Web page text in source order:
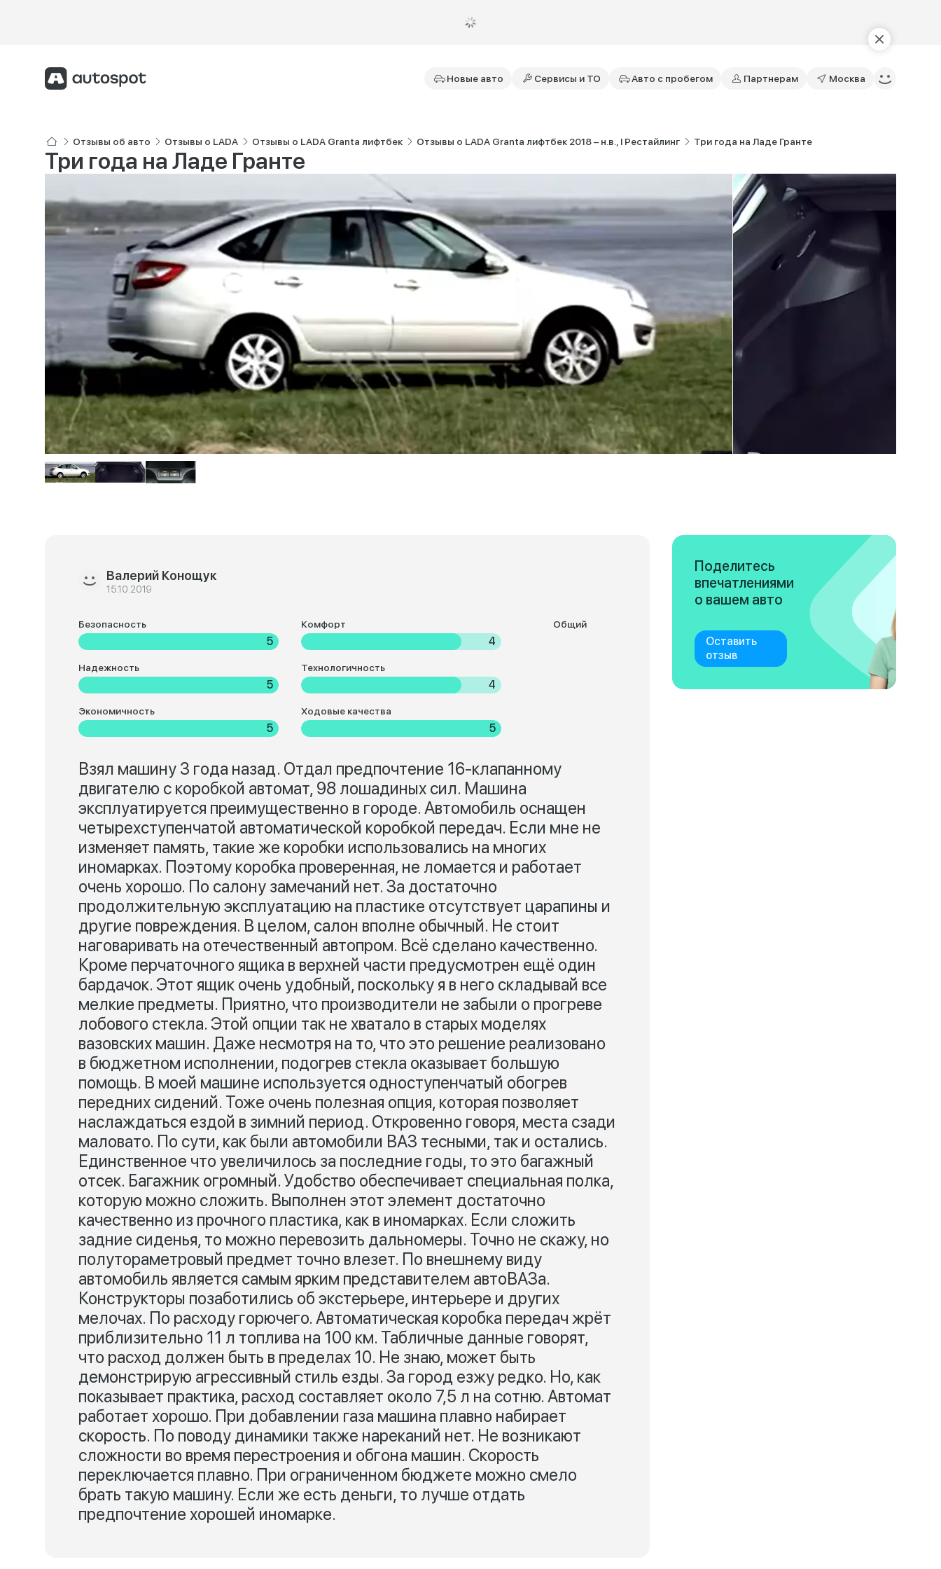
Новые авто Сервисы и ТО Авто с пробегом Партнерам Москва
Отзывы об авто Отзывы о LADA Отзывы о LADA Granta лифтбек Отзывы о LADA Granta лифтбек 2018 – н.в., I Рестайлинг Три года на Ладе Гранте
Три года на Ладе Гранте
Валерий Конощук
15.10.2019
Безопасность
5
Комфорт
4
Надежность
5
Технологичность
4
Экономичность
5
Ходовые качества
5
Общий
Взял машину 3 года назад. Отдал предпочтение 16-клапанному
двигателю с коробкой автомат, 98 лошадиных сил. Машина
эксплуатируется преимущественно в городе. Автомобиль оснащен
четырехступенчатой автоматической коробкой передач. Если мне не
изменяет память, такие же коробки использовались на многих
иномарках. Поэтому коробка проверенная, не ломается и работает
очень хорошо. По салону замечаний нет. За достаточно
продолжительную эксплуатацию на пластике отсутствует царапины и
другие повреждения. В целом, салон вполне обычный. Не стоит
наговаривать на отечественный автопром. Всё сделано качественно.
Кроме перчаточного ящика в верхней части предусмотрен ещё один
бардачок. Этот ящик очень удобный, поскольку я в него складывай все
мелкие предметы. Приятно, что производители не забыли о прогреве
лобового стекла. Этой опции так не хватало в старых моделях
вазовских машин. Даже несмотря на то, что это решение реализовано
в бюджетном исполнении, подогрев стекла оказывает большую
помощь. В моей машине используется одноступенчатый обогрев
передних сидений. Тоже очень полезная опция, которая позволяет
наслаждаться ездой в зимний период. Откровенно говоря, места сзади
маловато. По сути, как были автомобили ВАЗ тесными, так и остались.
Единственное что увеличилось за последние годы, то это багажный
отсек. Багажник огромный. Удобство обеспечивает специальная полка,
которую можно сложить. Выполнен этот элемент достаточно
качественно из прочного пластика, как в иномарках. Если сложить
задние сиденья, то можно перевозить дальномеры. Точно не скажу, но
полутораметровый предмет точно влезет. По внешнему виду
автомобиль является самым ярким представителем автоВАЗа.
Конструкторы позаботились об экстерьере, интерьере и других
мелочах. По расходу горючего. Автоматическая коробка передач жрёт
приблизительно 11 л топлива на 100 км. Табличные данные говорят,
что расход должен быть в пределах 10. Не знаю, может быть
демонстрирую агрессивный стиль езды. За город езжу редко. Но, как
показывает практика, расход составляет около 7,5 л на сотню. Автомат
работает хорошо. При добавлении газа машина плавно набирает
скорость. По поводу динамики также нареканий нет. Не возникают
сложности во время перестроения и обгона машин. Скорость
переключается плавно. При ограниченном бюджете можно смело
брать такую машину. Если же есть деньги, то лучше отдать
предпочтение хорошей иномарке.
Поделитесь
впечатлениями
о вашем авто
Оставить
отзыв